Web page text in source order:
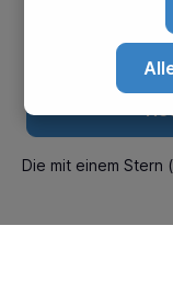
Die mit einem Stern